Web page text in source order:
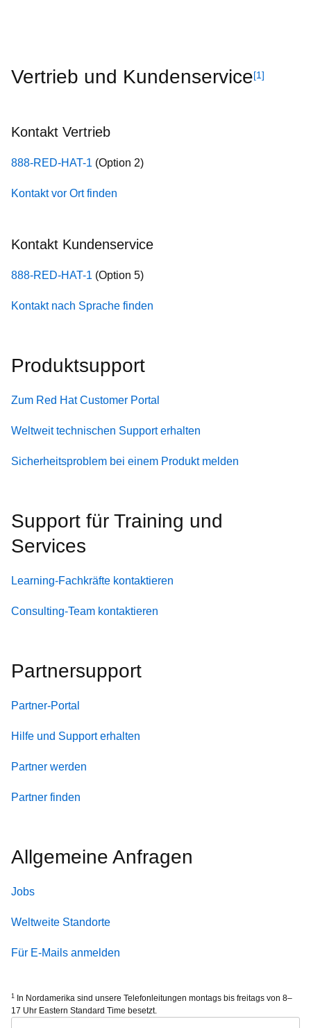
Vertrieb und Kundenservice[1]
Kontakt Vertrieb
888-RED-HAT-1 (Option 2)
Kontakt vor Ort finden
Kontakt Kundenservice
888-RED-HAT-1 (Option 5)
Kontakt nach Sprache finden
Produktsupport
Zum Red Hat Customer Portal
Weltweit technischen Support erhalten
Sicherheitsproblem bei einem Produkt melden
Support für Training und
Services
Learning-Fachkräfte kontaktieren
Consulting-Team kontaktieren
Partnersupport
Partner-Portal
Hilfe und Support erhalten
Partner werden
Partner finden
Allgemeine Anfragen
Jobs
Weltweite Standorte
Für E-Mails anmelden
1
In Nordamerika sind unsere Telefonleitungen montags bis freitags von 8–
17 Uhr Eastern Standard Time besetzt.